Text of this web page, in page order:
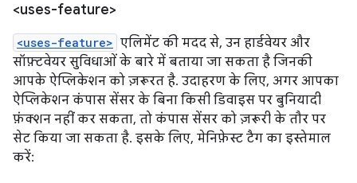
<uses-feature>
<uses-feature> एलिमेंट की मदद से, उन हार्डवेयर और
सॉफ़्टवेयर सुविधाओं के बारे में बताया जा सकता है जिनकी
आपके ऐप्लिकेशन को ज़रूरत है. उदाहरण के लिए, अगर आपका
ऐप्लिकेशन कंपास सेंसर के बिना किसी डिवाइस पर बुनियादी
फ़ंक्शन नहीं कर सकता, तो कंपास सेंसर को ज़रूरी के तौर पर
सेट किया जा सकता है. इसके लिए, मेनिफ़ेस्ट टैग का इस्तेमाल
करें: